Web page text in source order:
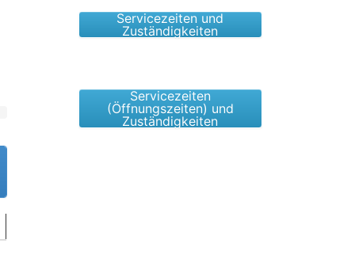
Servicezeiten und
Zuständigkeiten
Servicezeiten
(Öffnungszeiten) und
Zuständigkeiten